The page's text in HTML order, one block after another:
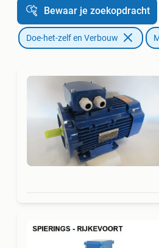
Bewaar je zoekopdracht
Doe-het-zelf en Verbouw